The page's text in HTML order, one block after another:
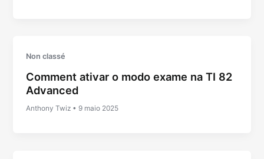
Non classé
Comment ativar o modo exame na TI 82
Advanced
Anthony Twiz •9 maio 2025